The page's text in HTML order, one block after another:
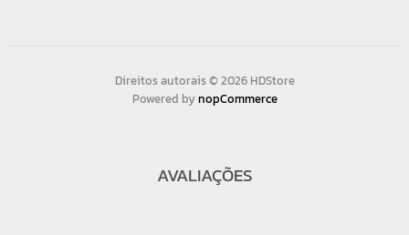
Direitos autorais © 2026 HDStore
Powered bynopCommerce
AVALIAÇÕES